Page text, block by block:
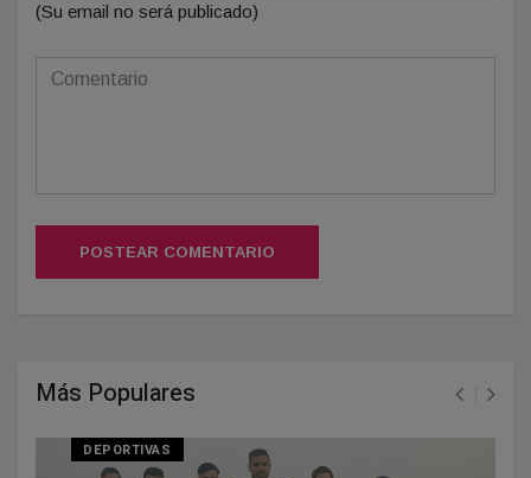
(Su email no será publicado)
POSTEAR COMENTARIO
Más Populares
DEPORTIVAS